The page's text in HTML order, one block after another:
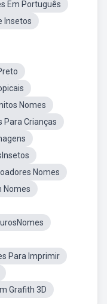
Em Português
Insetos
Nomes
Para Crianças
Nomes
Nomes
Para Imprimir
Grafith 3D